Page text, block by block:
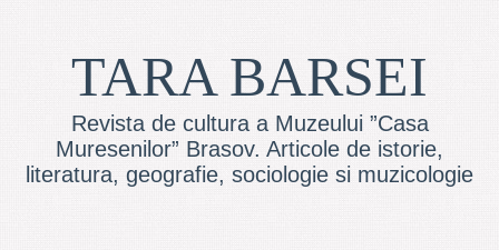
TARA BARSEI
Revista de cultura a Muzeului ”Casa
Muresenilor” Brasov. Articole de istorie,
literatura, geografie, sociologie si muzicologie